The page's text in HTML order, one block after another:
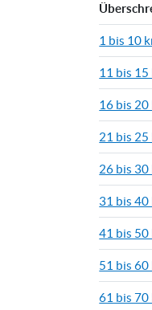
1 bis 10
11 bis
16 bis
21 bis
26 bis
31 bis
41 bis 50
51 bis
61 bis 70